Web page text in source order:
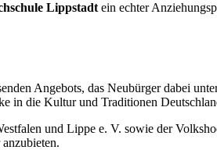
Lippstadt ein echter
Angebots, das Neubürger dabei
in die Kultur und Traditionen
und Lippe e. V. sowie der